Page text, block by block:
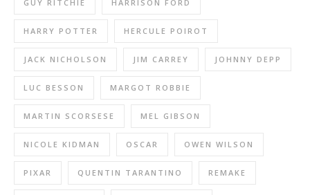
GUY RITCHIE HARRISON FORD
HARRY POTTER HERCULE POIROT
JACK NICHOLSON JIM CARREY JOHNNY DEPP
LUC BESSON MARGOT ROBBIE
MARTIN SCORSESE MEL GIBSON
NICOLE KIDMAN OSCAR OWEN WILSON
PIXAR QUENTIN TARANTINO REMAKE